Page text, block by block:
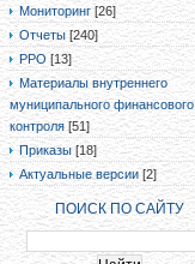
Мониторинг [26]
Отчеты [240]
РРО [13]
Материалы внутреннего
муниципального финансового
контроля [51]
Приказы [18]
Актуальные версии [2]
ПОИСК ПО САЙТУ